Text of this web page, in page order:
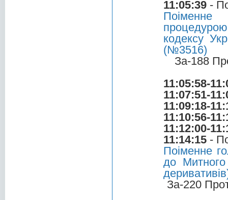
11:05:39 -
Поіменне
кодексу
(№3516)
За-188
11:05:58-
11:07:51-
11:09:18-
11:10:56-
11:12:00-
11:14:15 -
Поіменне
до Митного
За-220